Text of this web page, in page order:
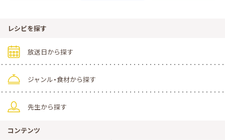
レシピを探す
放送日から探す
ジャンル・食材から探す
先生から探す
コンテンツ